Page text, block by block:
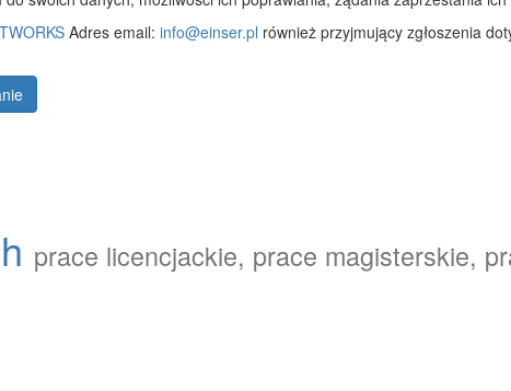
Adres email: info@einser.pl również przyjmujący zgłoszenia
prace licencjackie, prace magisterskie,